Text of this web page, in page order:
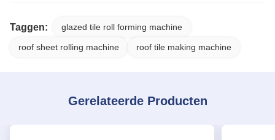
Taggen: glazed tile roll forming machine
roof sheet rolling machine roof tile making machine
Gerelateerde Producten